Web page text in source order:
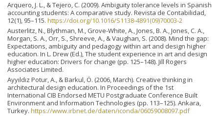
Arquero, J. L., & Tejero, C. (2009). Ambiguity tolerance levels in Spanish
accounting students: A comparative study. Revista de Contabilidad,
12(1), 95–115. https://doi.org/10.1016/S1138-4891(09)70003-2
Austerlitz, N., Blythman, M., Grove-White, A., Jones, B. A., Jones, C. A.,
Morgan, S. A., Orr, S., Shreeve, A., & Vaughan, S. (2008). Mind the gap:
Expectations, ambiguity and pedagogy within art and design higher
education. In L. Drew (Ed.), The student experience in art and design
higher education: Drivers for change (pp. 125–148). Jill Rogers
Associates Limited.
Ayyıldız Potur, A., & Barkul, Ö. (2006, March). Creative thinking in
architectural design education. In Proceedings of the 1st
International CIB Endorsed METU Postgraduate Conference Built
Environment and Information Technologies (pp. 113–125). Ankara,
Turkey. https://www.irbnet.de/daten/iconda/06059008097.pdf